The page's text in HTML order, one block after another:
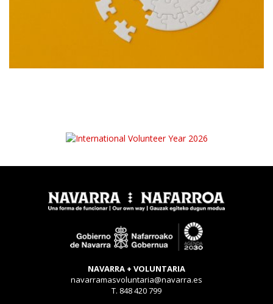
NAVARRA + VOLUNTARIA
navarramasvoluntaria@navarra.es
T. 848 420 799